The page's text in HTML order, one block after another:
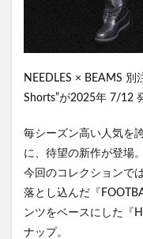
NEEDLES × BEAMS 別
Shorts”が2025年 7/12
毎シーズン高い人気を
に、待望の新作が登場。
今回のコレクションで
落とし込んだ『
ンツをベースにした『
ナップ。